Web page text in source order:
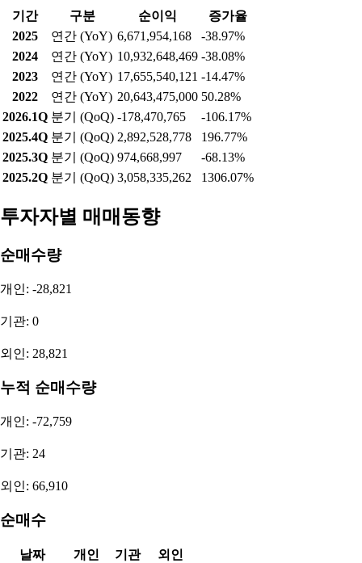
기간 구분 순이익
증가율
2025
연간 (YoY) 6,671,954,168
-38.97%
2024
연간 (YoY) 10,932,648,469 -38.08%
2023
연간 (YoY) 17,655,540,121 -14.47%
2022
연간 (YoY) 20,643,475,000 50.28%
2026.1Q 분기 (QoQ) -178,470,765
-106.17%
2025.4Q 분기 (QoQ) 2,892,528,778
196.77%
2025.3Q 분기 (QoQ) 974,668,997
-68.13%
2025.2Q 분기 (QoQ) 3,058,335,262 1306.07%
투자자별 매매동향
순매수량
개인: -28,821
기관: 0
외인: 28,821
누적 순매수량
개인: -72,759
기관: 24
외인: 66,910
순매수
날짜 개인 기관
외인